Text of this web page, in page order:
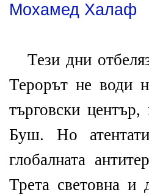
Мохамед Халаф
Тези дни
Терорът не води
търговски
Буш. Но
глобалната
Трета световна и